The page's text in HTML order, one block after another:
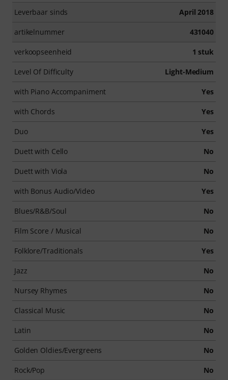
Leverbaar sinds April 2018
artikelnummer 431040
verkoopseenheid 1 stuk
Level Of Difficulty Light-Medium
with Piano Accompaniment Yes
with Chords Yes
Duo Yes
Duett with Cello No
Duett with Viola No
with Bonus Audio/Video Yes
Blues/R&B/Soul No
Film Score / Musical No
Folklore/Traditionals Yes
Jazz No
Nursey Rhymes No
Classical Music No
Latin No
Golden Oldies/Evergreens No
Rock/Pop No